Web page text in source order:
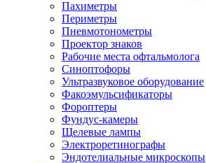
Пахиметры
Периметры
Пневмотонометры
Проектор знаков
Рабочие места офтальмолога
Синоптофоры
Ультразвуковое оборудование
Факоэмульсификаторы
Фороптеры
Фундус-камеры
Щелевые лампы
Электроретинографы
Эндотелиальные микроскопы